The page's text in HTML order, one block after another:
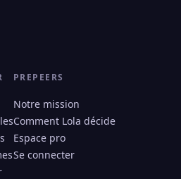
PREPEERS
Notre mission
Comment Lola décide
Espace pro
Se connecter